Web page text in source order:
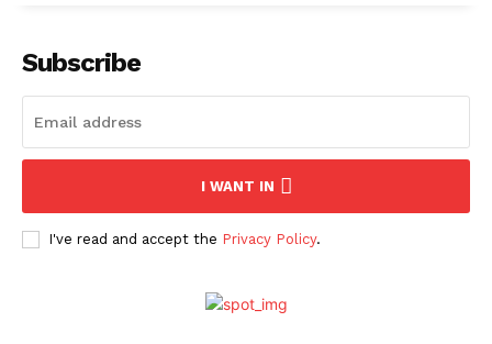
Subscribe
I WANT IN
I've read and accept the Privacy Policy.